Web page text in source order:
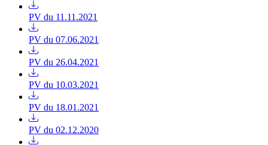
PV du 11.11.2021
PV du 07.06.2021
PV du 26.04.2021
PV du 10.03.2021
PV du 18.01.2021
PV du 02.12.2020